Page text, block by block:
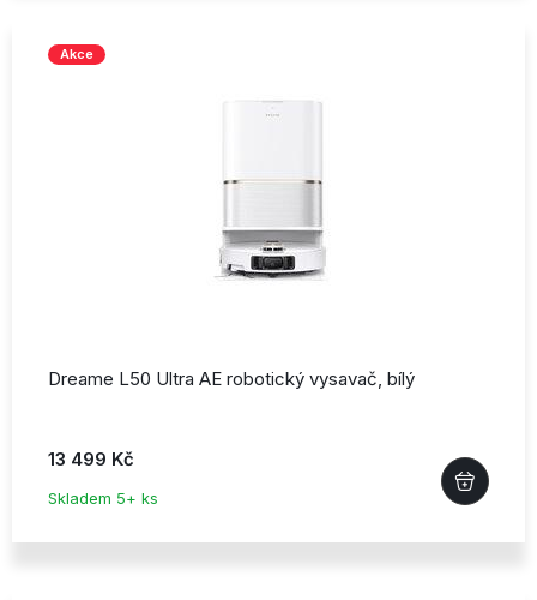
Akce
Dreame L50 Ultra AE robotický vysavač, bílý
13 499 Kč
Skladem 5+ ks